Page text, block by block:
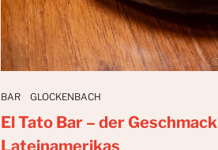
BAR GLOCKENBACH
El Tato Bar – der Geschmack
Lateinamerikas